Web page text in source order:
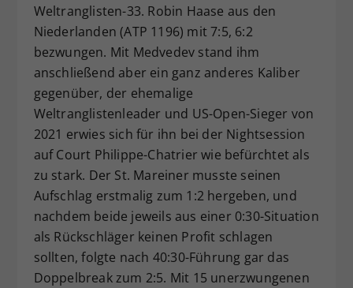
Weltranglisten-33. Robin Haase aus den
Niederlanden (ATP 1196) mit 7:5, 6:2
bezwungen. Mit Medvedev stand ihm
anschließend aber ein ganz anderes Kaliber
gegenüber, der ehemalige
Weltranglistenleader und US-Open-Sieger von
2021 erwies sich für ihn bei der Nightsession
auf Court Philippe-Chatrier wie befürchtet als
zu stark. Der St. Mareiner musste seinen
Aufschlag erstmalig zum 1:2 hergeben, und
nachdem beide jeweils aus einer 0:30-Situation
als Rückschläger keinen Profit schlagen
sollten, folgte nach 40:30-Führung gar das
Doppelbreak zum 2:5. Mit 15 unerzwungenen